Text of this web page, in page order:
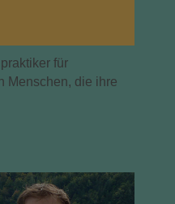
für
Menschen, die ihre